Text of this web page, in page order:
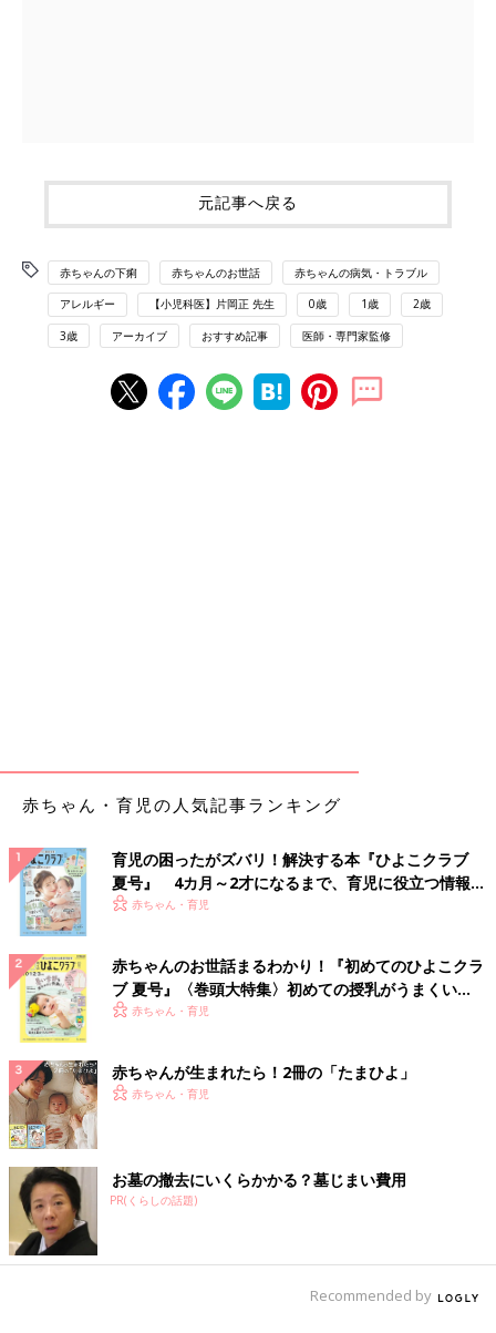
元記事へ戻る
赤ちゃんの下痢 赤ちゃんのお世話 赤ちゃんの病気・トラブル
アレルギー 【小児科医】片岡正 先生 0歳 1歳 2歳
3歳 アーカイブ おすすめ記事 医師・専門家監修
赤ちゃん・育児の人気記事ランキング
育児の困ったがズバリ！解決する本『ひよこクラブ
夏号』 4カ月～2才になるまで、育児に役立つ情報が
いっぱい！
赤ちゃん・育児
赤ちゃんのお世話まるわかり！『初めてのひよこクラ
ブ 夏号』〈巻頭大特集〉初めての授乳がうまくい
く！ おっぱい・ミルクの基本と夏のトラブル 解決テ
赤ちゃん・育児
赤ちゃんが生まれたら！2冊の「たまひよ」
赤ちゃん・育児
お墓の撤去にいくらかかる？墓じまい費用
PR(くらしの話題)
Recommended by